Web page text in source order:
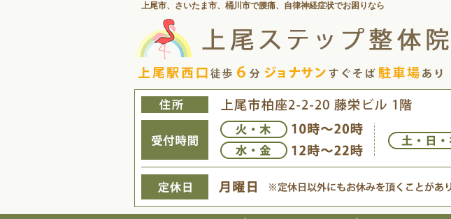
上尾市、さいたま市、桶川市で腰痛、 自律神経症状でお困りなら